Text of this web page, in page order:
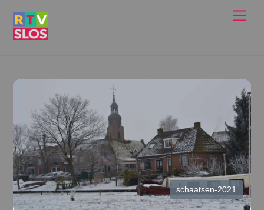
schaatsen-2021